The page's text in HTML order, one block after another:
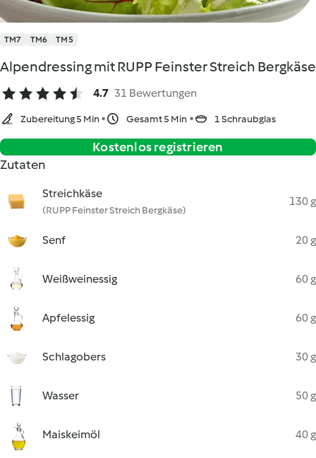
TM7 TM6 TM5
Alpendressing mit RUPP Feinster Streich Bergkäse
4.7 31 Bewertungen
Zubereitung 5 Min Gesamt 5 Min 1 Schraubglas
Kostenlos registrieren
Zutaten
Streichkäse
(RUPP Feinster Streich Bergkäse)
130 g
Senf 20 g
Weißweinessig 60 g
Apfelessig 60 g
Schlagobers 30 g
Wasser 50 g
Maiskeimöl 40 g